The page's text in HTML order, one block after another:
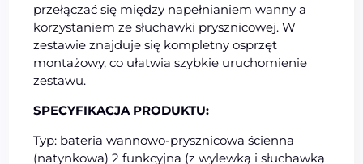
przełączać się między napełnianiem wanny a
korzystaniem ze słuchawki prysznicowej. W
zestawie znajduje się kompletny osprzęt
montażowy, co ułatwia szybkie uruchomienie
zestawu.
SPECYFIKACJA PRODUKTU:
Typ: bateria wannowo-prysznicowa ścienna
(natynkowa) 2 funkcyjna (z wylewką i słuchawką